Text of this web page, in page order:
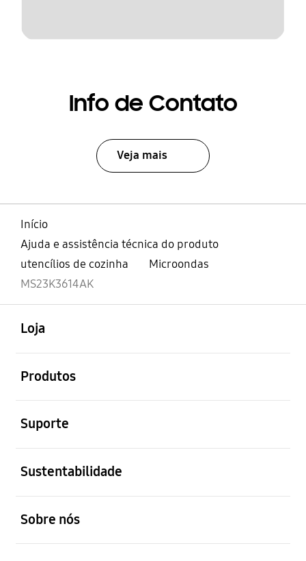
Info de Contato
Veja mais
Início
Ajuda e assistência técnica do produto
utencílios de cozinha
Microondas
MS23K3614AK
Loja
Produtos
Suporte
Sustentabilidade
Sobre nós